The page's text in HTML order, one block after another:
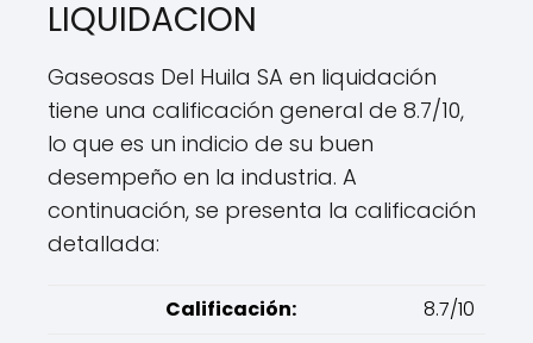
LIQUIDACION
Gaseosas Del Huila SA en liquidación
tiene una calificación general de 8.7/10,
lo que es un indicio de su buen
desempeño en la industria. A
continuación, se presenta la calificación
detallada:
Calificación:
8.7/10